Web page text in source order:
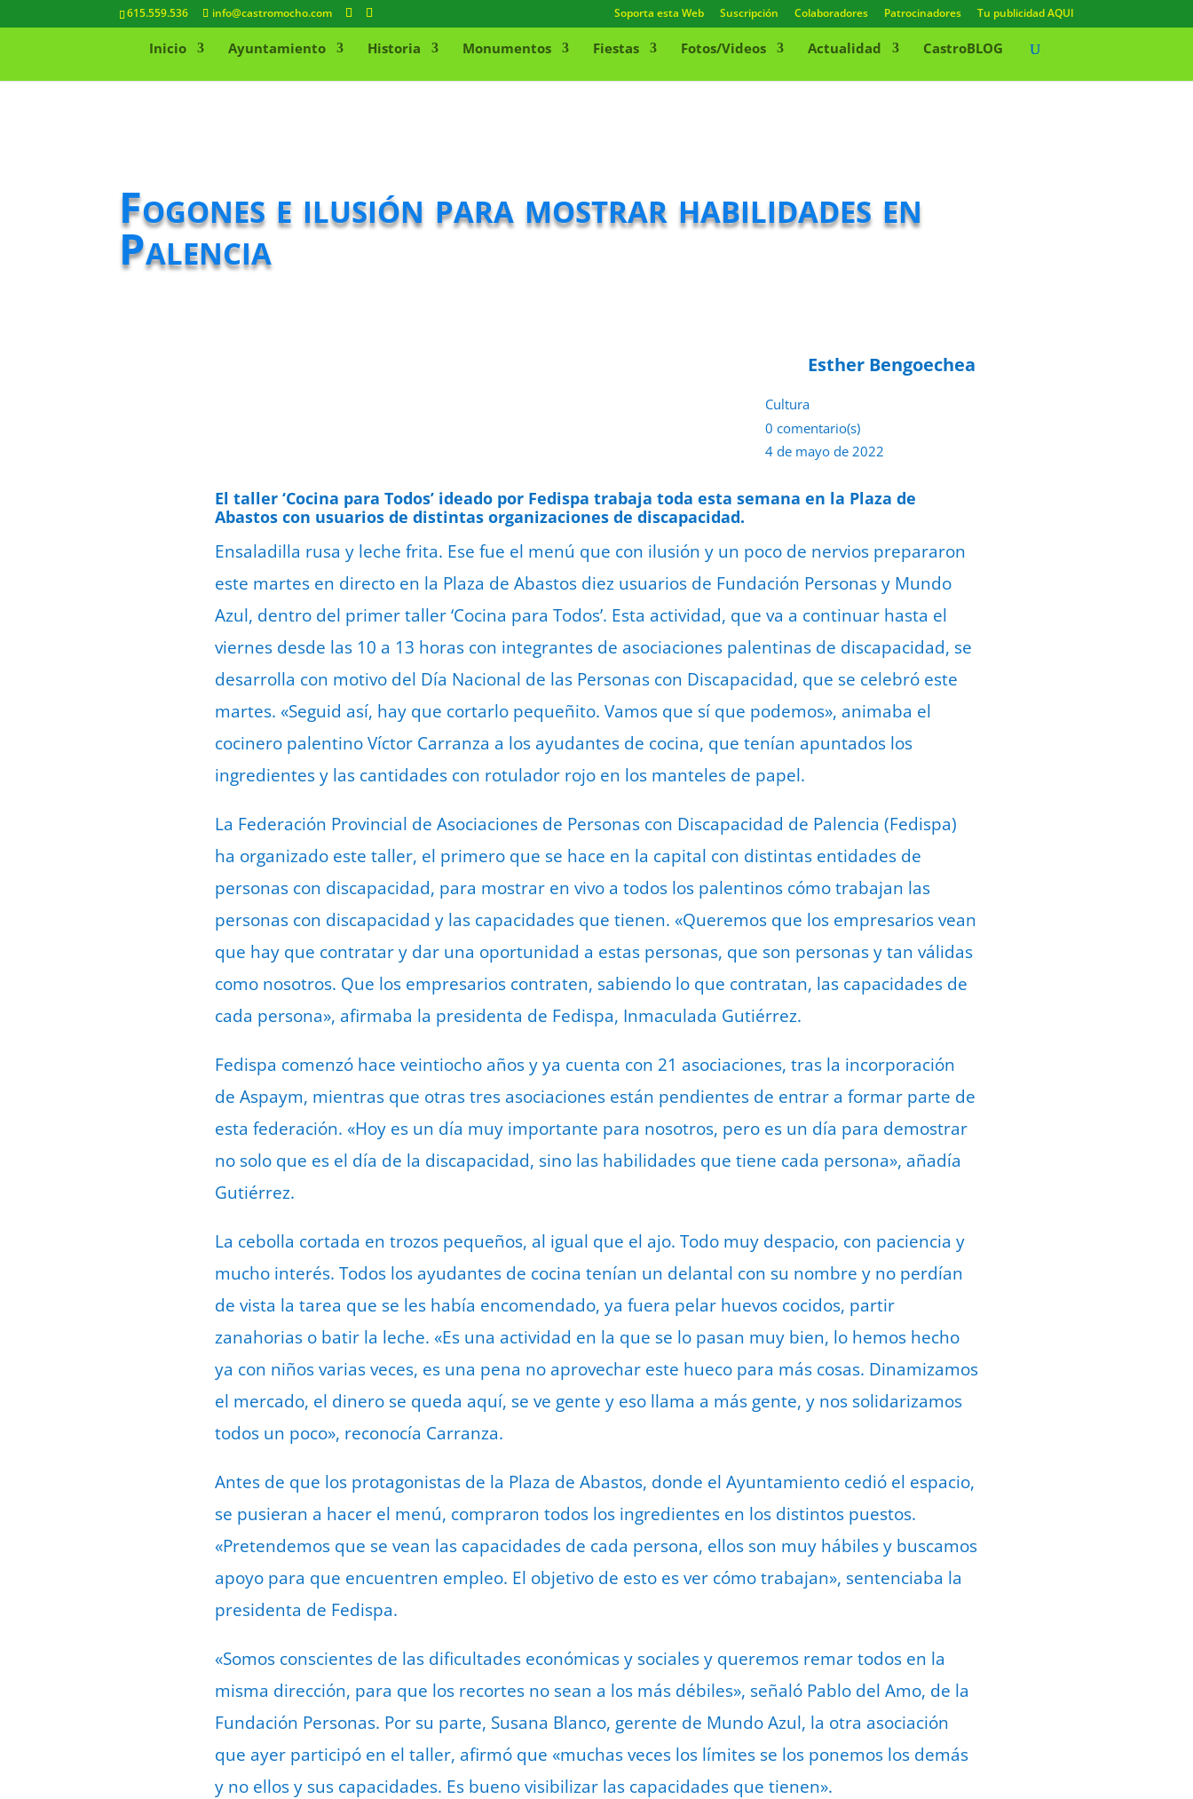
615.559.536 info@castromocho.com Soporta esta Web Suscripción Colaboradores Patrocinadores Tu publicidad AQUI
Inicio Ayuntamiento Historia Monumentos Fiestas Fotos/Videos Actualidad CastroBLOG
Fogones e ilusión para mostrar habilidades en
Palencia
Esther Bengoechea
Cultura
0 comentario(s)
4 de mayo de 2022
El taller ‘Cocina para Todos’ ideado por Fedispa trabaja toda esta semana en la Plaza de
Abastos con usuarios de distintas organizaciones de discapacidad.
Ensaladilla rusa y leche frita. Ese fue el menú que con ilusión y un poco de nervios prepararon
este martes en directo en la Plaza de Abastos diez usuarios de Fundación Personas y Mundo
Azul, dentro del primer taller ‘Cocina para Todos’. Esta actividad, que va a continuar hasta el
viernes desde las 10 a 13 horas con integrantes de asociaciones palentinas de discapacidad, se
desarrolla con motivo del Día Nacional de las Personas con Discapacidad, que se celebró este
martes. «Seguid así, hay que cortarlo pequeñito. Vamos que sí que podemos», animaba el
cocinero palentino Víctor Carranza a los ayudantes de cocina, que tenían apuntados los
ingredientes y las cantidades con rotulador rojo en los manteles de papel.
La Federación Provincial de Asociaciones de Personas con Discapacidad de Palencia (Fedispa)
ha organizado este taller, el primero que se hace en la capital con distintas entidades de
personas con discapacidad, para mostrar en vivo a todos los palentinos cómo trabajan las
personas con discapacidad y las capacidades que tienen. «Queremos que los empresarios vean
que hay que contratar y dar una oportunidad a estas personas, que son personas y tan válidas
como nosotros. Que los empresarios contraten, sabiendo lo que contratan, las capacidades de
cada persona», afirmaba la presidenta de Fedispa, Inmaculada Gutiérrez.
Fedispa comenzó hace veintiocho años y ya cuenta con 21 asociaciones, tras la incorporación
de Aspaym, mientras que otras tres asociaciones están pendientes de entrar a formar parte de
esta federación. «Hoy es un día muy importante para nosotros, pero es un día para demostrar
no solo que es el día de la discapacidad, sino las habilidades que tiene cada persona», añadía
Gutiérrez.
La cebolla cortada en trozos pequeños, al igual que el ajo. Todo muy despacio, con paciencia y
mucho interés. Todos los ayudantes de cocina tenían un delantal con su nombre y no perdían
de vista la tarea que se les había encomendado, ya fuera pelar huevos cocidos, partir
zanahorias o batir la leche. «Es una actividad en la que se lo pasan muy bien, lo hemos hecho
ya con niños varias veces, es una pena no aprovechar este hueco para más cosas. Dinamizamos
el mercado, el dinero se queda aquí, se ve gente y eso llama a más gente, y nos solidarizamos
todos un poco», reconocía Carranza.
Antes de que los protagonistas de la Plaza de Abastos, donde el Ayuntamiento cedió el espacio,
se pusieran a hacer el menú, compraron todos los ingredientes en los distintos puestos.
«Pretendemos que se vean las capacidades de cada persona, ellos son muy hábiles y buscamos
apoyo para que encuentren empleo. El objetivo de esto es ver cómo trabajan», sentenciaba la
presidenta de Fedispa.
«Somos conscientes de las dificultades económicas y sociales y queremos remar todos en la
misma dirección, para que los recortes no sean a los más débiles», señaló Pablo del Amo, de la
Fundación Personas. Por su parte, Susana Blanco, gerente de Mundo Azul, la otra asociación
que ayer participó en el taller, afirmó que «muchas veces los límites se los ponemos los demás
y no ellos y sus capacidades. Es bueno visibilizar las capacidades que tienen».